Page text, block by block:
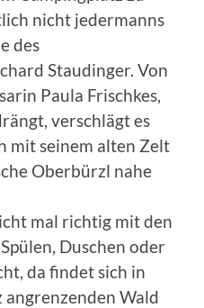
nicht jedermanns
des
Staudinger. Von
Paula Frischkes,
verschlägt es
mit seinem alten Zelt
Oberbürzl nahe
mal richtig mit den
Duschen oder
da findet sich in
angrenzenden Wald